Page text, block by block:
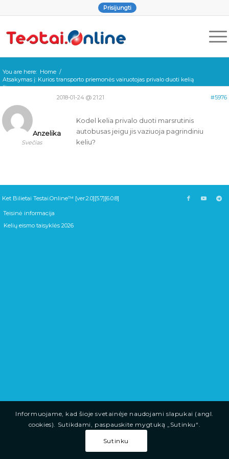
Prisijungti
You are here: Home /
Atsakymas į: Kurios transporto priemonės vairuotojas privalo duoti kelią
ši...
2018-01-24 @ 21:21
#5976
Anzelika
Svečias
Kodel kelia privalo duoti marsrutinis
autobusas jeigu jis vaziuoja pagrindiniu
keliu?
Ket Bilietai Testai.Online™ [ver.2.0][5.7][6.0.8]
Teisinė informacija
Kelių eismo taisyklės 2026
Informuojame, kad šioje svetainėje naudojami slapukai (angl.
cookies). Sutikdami, paspauskite mygtuką „Sutinku“.
Sutinku